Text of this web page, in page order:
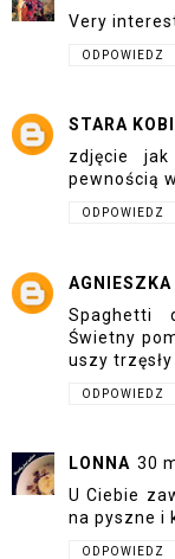
Very
ODPOWIEDZ
STARA
zdjęcie
pewnością
ODPOWIEDZ
AGNIESZKA
Spaghetti
Świetny
uszy trzęsły
ODPOWIEDZ
LONNA 30
U Ciebie
na pyszne i
ODPOWIEDZ